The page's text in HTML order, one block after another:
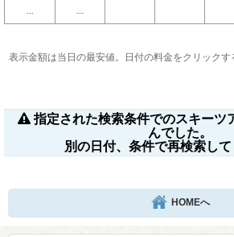
表示金額は当日の最安値。日付の料金をクリック
指定された検索条件でのスキーツ
んでした。
別の日付、条件で再検索して
HOMEへ